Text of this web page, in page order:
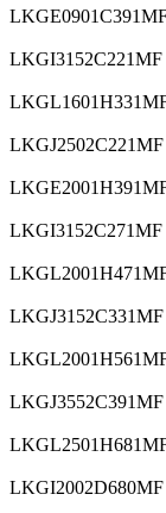
LKGI3152C221MF
LKGJ2502C221MF
LKGI3152C271MF
LKGJ3152C331MF
LKGJ3552C391MF
LKGI2002D680MF